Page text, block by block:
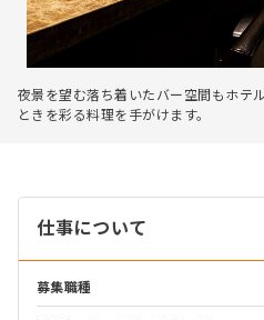
夜景を望む落ち着いたバー空間もホテ
ときを彩る料理を手がけます。
仕事について
募集職種